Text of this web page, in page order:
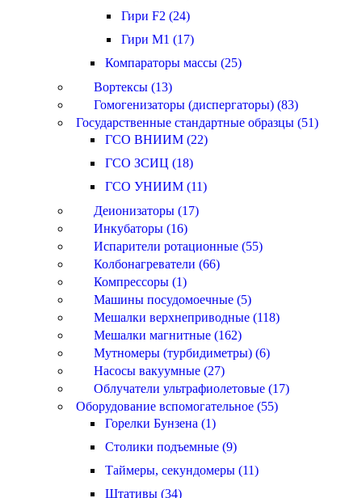
Гири F2 (24)
Гири M1 (17)
Компараторы массы (25)
Вортексы (13)
Гомогенизаторы (диспергаторы) (83)
Государственные стандартные образцы (51)
ГСО ВНИИМ (22)
ГСО ЗСИЦ (18)
ГСО УНИИМ (11)
Деионизаторы (17)
Инкубаторы (16)
Испарители ротационные (55)
Колбонагреватели (66)
Компрессоры (1)
Машины посудомоечные (5)
Мешалки верхнеприводные (118)
Мешалки магнитные (162)
Мутномеры (турбидиметры) (6)
Насосы вакуумные (27)
Облучатели ультрафиолетовые (17)
Оборудование вспомогательное (55)
Горелки Бунзена (1)
Столики подъемные (9)
Таймеры, секундомеры (11)
Штативы (34)